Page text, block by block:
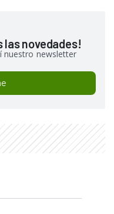
las novedades!
nuestro newsletter